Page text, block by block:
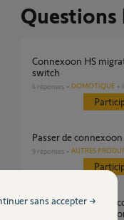
Questions
Connexoon HS migration vers tahoma
switch
4 réponses DOMOTIQUE
Passer de
9 réponses AUTRES
Question migration configuration
connexoon vers
sans accepter →